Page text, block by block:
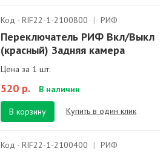
Код - RIF22-1-2100800 | РИФ
Переключатель РИФ Вкл/Выкл
(красный) Задняя камера
Цена за 1 шт.
520 р. В наличии
В корзину Купить в один клик
Код - RIF22-1-2100400 | РИФ